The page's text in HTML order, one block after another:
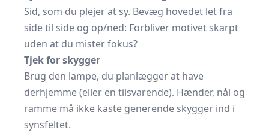
Sid, som du plejer at sy. Bevæg hovedet let fra
side til side og op/ned: Forbliver motivet skarpt
uden at du mister fokus?
Tjek for skygger
Brug den lampe, du planlægger at have
derhjemme (eller en tilsvarende). Hænder, nål og
ramme må ikke kaste generende skygger ind i
synsfeltet.